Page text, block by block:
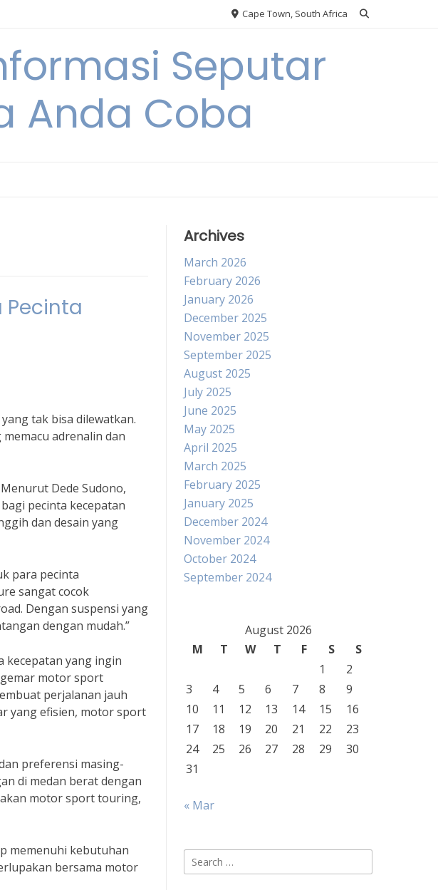
Cape Town, South Africa
Seputar
Anda Coba
Pecinta
tak bisa dilewatkan.
adrenalin dan
Dede Sudono,
pecinta kecepatan
dan desain yang
para pecinta
sangat cocok
Dengan suspensi yang
dengan mudah.”
yang ingin
motor sport
perjalanan jauh
yang efisien, motor sport
preferensi masing-
di medan berat dengan
motor sport touring,
memenuhi kebutuhan
bersama motor
Archives
March 2026
February 2026
January 2026
December 2025
November 2025
September 2025
August 2025
July 2025
June 2025
May 2025
April 2025
March 2025
February 2025
January 2025
December 2024
November 2024
October 2024
September 2024
August 2026
M
T W T F S
S
1
2
3
4 5 6 7 8
9
10
11 12 13 14 15
16
17
18 19 20 21 22
23
24
25 26 27 28 29
30
31
« Mar
Search
for: